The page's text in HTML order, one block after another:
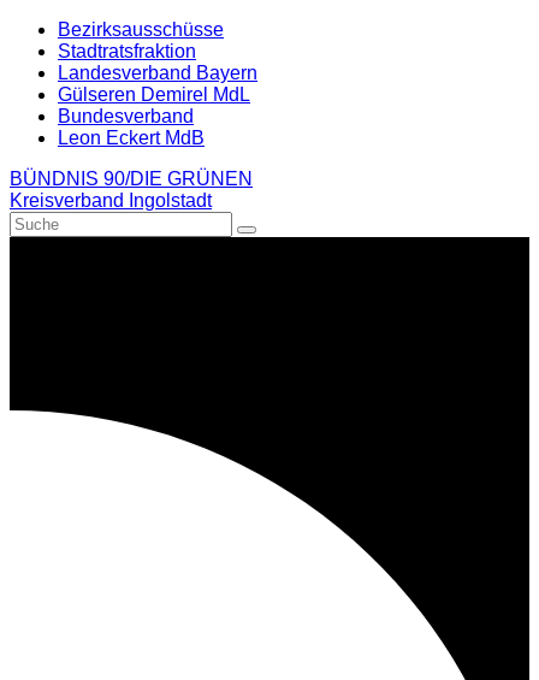
Weiter
zum
Inhalt
Bezirksausschüsse
Stadtratsfraktion
Landesverband Bayern
Gülseren Demirel MdL
Bundesverband
Leon Eckert MdB
BÜNDNIS 90/DIE GRÜNEN
Kreisverband Ingolstadt
Suche